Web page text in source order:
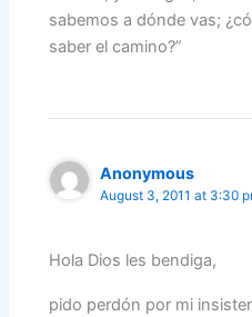
sabemos a dónde vas;
saber el camino?”
Anonymous
August 3, 2011 at 3:30
Hola Dios les bendiga,
pido perdón por mi